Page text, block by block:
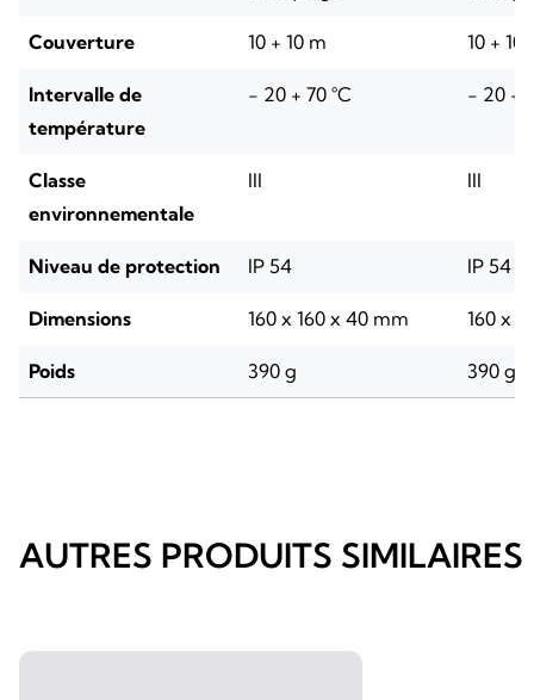
Couverture 10 + 10 m 10 + 10
Intervalle de
température
- 20 + 70 °C - 20 +
Classe
environnementale
III III
Niveau de protection IP 54 IP 54
Dimensions 160 x 160 x 40 mm 160 x
Poids 390 g 390 g
AUTRES PRODUITS SIMILAIRES